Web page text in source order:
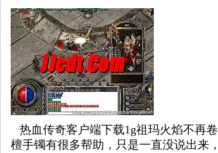
热血传奇客户端下载1g祖玛火焰不再
檀手镯有很多帮助，只是一直没说出来